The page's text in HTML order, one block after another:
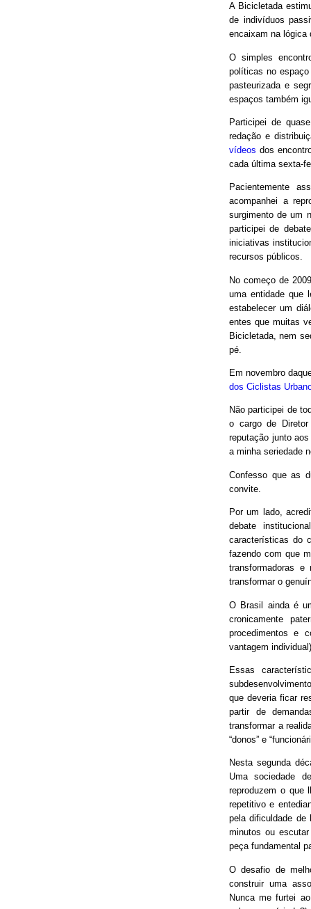
A Bicicletada
de indivíduos
encaixam na lógica
O simples
políticas no
pasteurizada e
espaços também
Participei de
redação e
vídeos dos
cada última sexta-
Pacientemente
acompanhei a
surgimento de um
participei de
iniciativas
recursos públicos.
No começo de
uma entidade que
estabelecer um
entes que muitas
Bicicletada, nem
pé.
Em novembro
dos Ciclistas
Não participei de
o cargo de
reputação junto
a minha seriedade
Confesso que as
convite.
Por um lado,
debate
características do
fazendo com que
transformadoras
transformar o
O Brasil ainda é
cronicamente
procedimentos e
vantagem
Essas
que deveria ficar
partir de
transformar a
“donos” e
Nesta segunda
Uma sociedade
reproduzem o que
repetitivo e
pela dificuldade
minutos ou
peça fundamental
O desafio de
construir uma
Nunca me furtei